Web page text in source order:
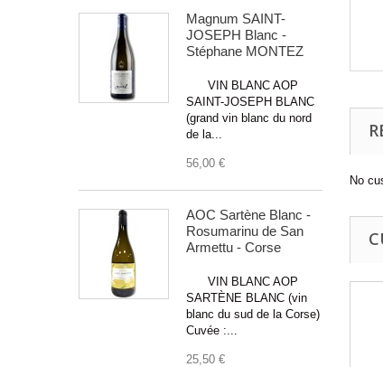
Magnum SAINT-
JOSEPH Blanc -
Stéphane MONTEZ
VIN BLANC AOP
SAINT-JOSEPH BLANC
(grand vin blanc du nord
de la...
56,00 €
AOC Sartène Blanc -
Rosumarinu de San
Armettu - Corse
VIN BLANC AOP
SARTÈNE BLANC (vin
blanc du sud de la Corse)
Cuvée :...
25,50 €
No